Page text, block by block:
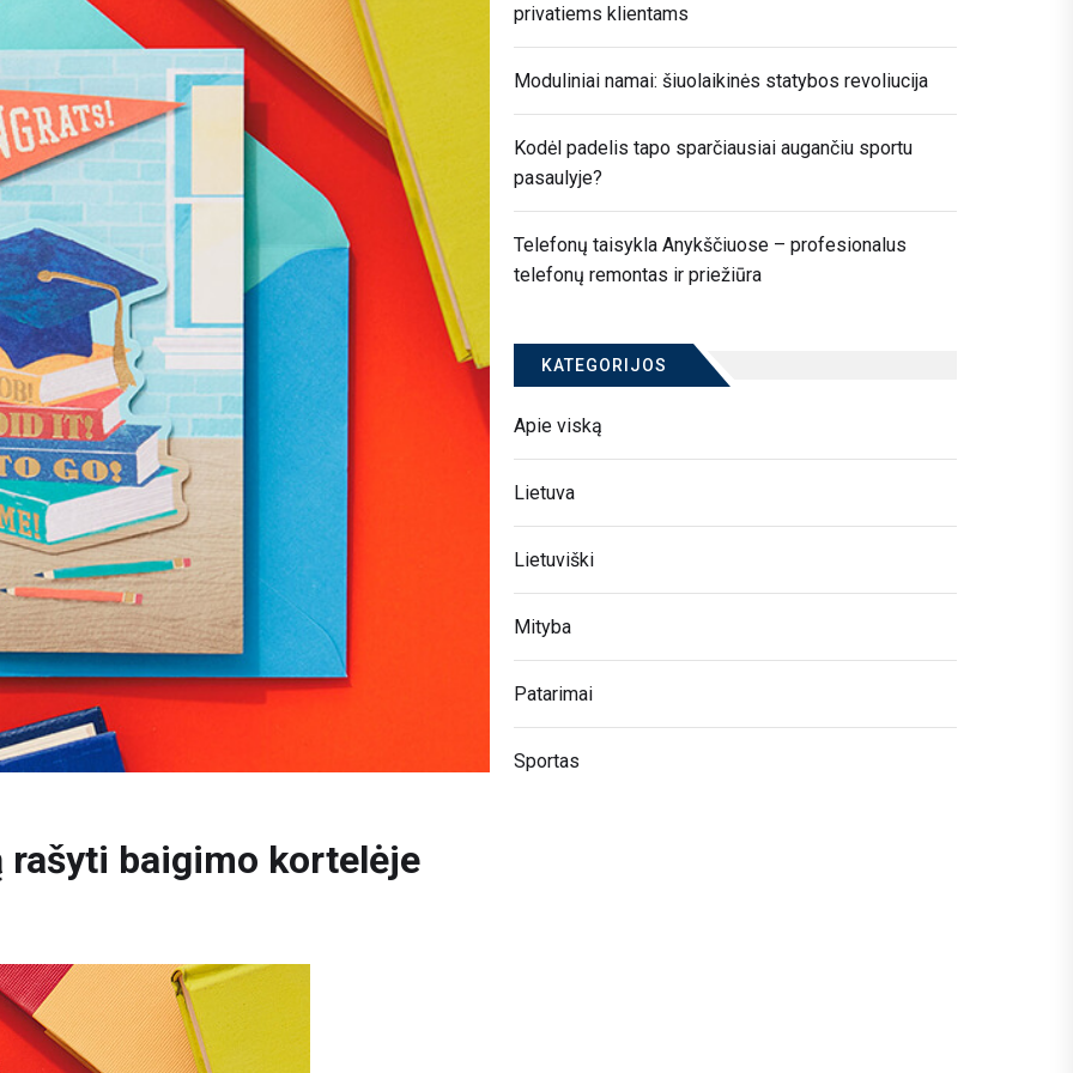
baigimo kortelėje
privatiems klientams
Moduliniai namai: šiuolaikinės statybos revoliucija
Kodėl padelis tapo sparčiausiai augančiu sportu
pasaulyje?
Telefonų taisykla Anykščiuose – profesionalus
telefonų remontas ir priežiūra
KATEGORIJOS
Apie viską
Lietuva
Lietuviški
Mityba
Patarimai
Sportas